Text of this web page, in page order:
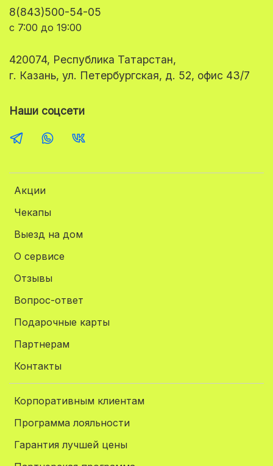
Акции
Чекапы
Выезд на дом
О сервисе
Отзывы
Вопрос-ответ
Подарочные карты
Партнерам
Контакты
Корпоративным клиентам
Программа лояльности
Гарантия лучшей цены
8(843)500-54-05
с 7:00 до 19:00
420074, Республика Татарстан,
г. Казань, ул. Петербургская, д. 52, офис 43/7
Наши соцсети